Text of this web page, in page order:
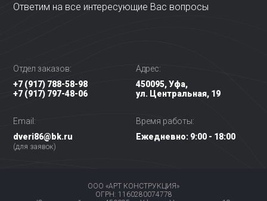
Ответим на все интересующие Вас вопросы
Отдел заказов:
+7 (917) 788-58-98
+7 (917) 797-48-06
Адрес:
450095, Уфа,
ул. Центральная, 19
Email:
dveri86@bk.ru
(для заявок)
Время работы:
Ежедневно: 9:00 - 18:00
ООО «АРТ КОНСТРУКЦИЯ»
ОГРН: 1160280074778